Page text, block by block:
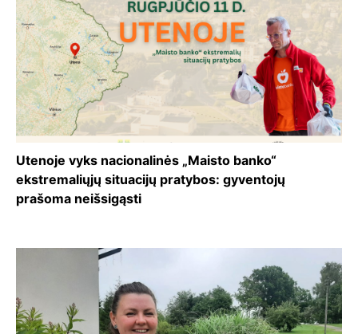
Utenoje vyks nacionalinės „Maisto banko“
ekstremaliųjų situacijų pratybos: gyventojų
prašoma neišsigąsti